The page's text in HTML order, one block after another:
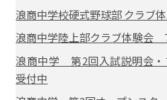
浪商中学校硬式野球部 クラブ
浪商中学陸上部クラブ体験
浪商中学 第2回入試説明会
受付中